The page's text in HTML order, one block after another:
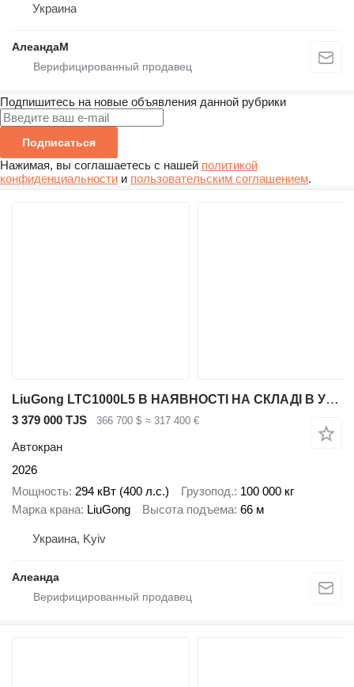
Украина
АлеандаМ
Подпишитесь на новые объявления данной рубрики
Подписаться
Нажимая, вы соглашаетесь с нашей политикой
конфиденциальности и пользовательским соглашением.
LiuGong LTC1000L5 В НАЯВНОСТІ НА СКЛАДІ В УКРАЇНІ
3 379 000 TJS 366 700 $ ≈ 317 400 €
Автокран
2026
Мощность 294 кВт (400 л.с.) Грузопод. 100 000 кг
Марка крана LiuGong Высота подъема 66 м
Украина, Kyiv
Алеанда